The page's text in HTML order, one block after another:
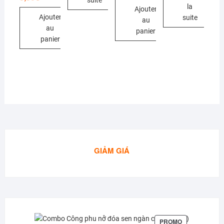
était :
9,99€.
est :
8,50€.
Ajouter
au
panier
Ajouter
au
panier
la
suite
GIẢM GIÁ
PROMOPRODUIT